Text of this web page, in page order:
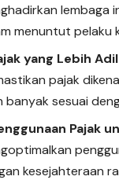
lembaga
menuntut pelaku
yang Lebih
pajak
banyak sesuai
Pajak
kesejahteraan